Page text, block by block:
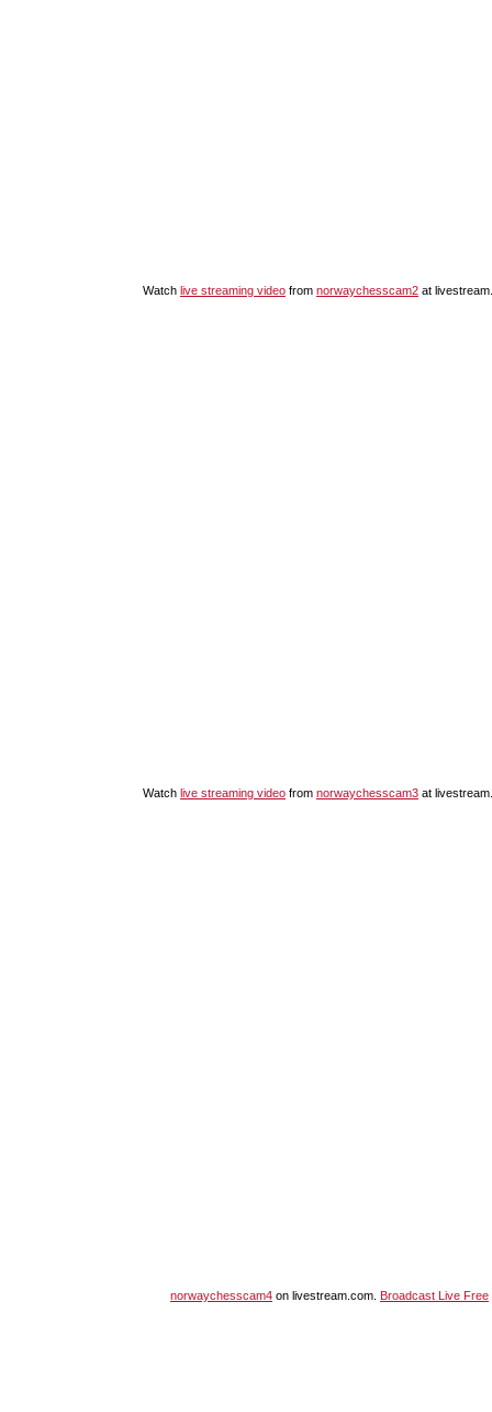
Watch live streaming video from norwaychesscam2 at
Watch live streaming video from norwaychesscam3 at
norwaychesscam4 on livestream.com. Broadcast Live Free